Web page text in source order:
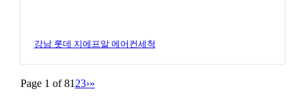
강남 롯데 지에프알 에어컨세척
Page 1 of 81 23›»